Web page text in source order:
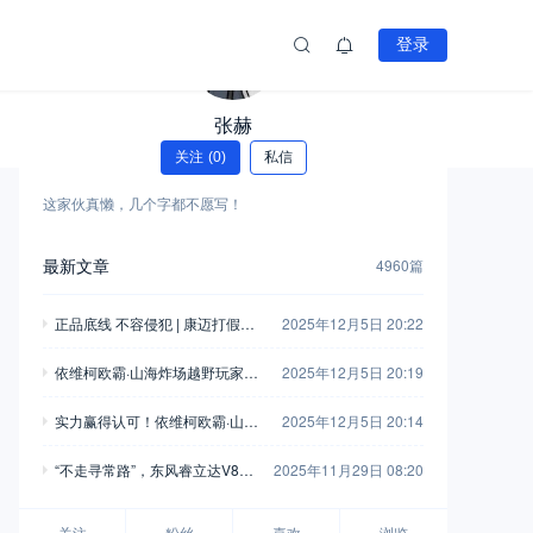
登录
张赫
关注 (0) 私信
这家伙真懒，几个字都不愿写！
最新文章 4960篇
正品底线 不容侵犯 | 康迈打假胜
2025年12月5日 20:22
依维柯欧霸·山海炸场越野玩家车
2025年12月5日 20:19
实力赢得认可！依维柯欧霸·山海
2025年12月5日 20:14
“不走寻常路”，东风睿立达V8E
2025年11月29日 08:20